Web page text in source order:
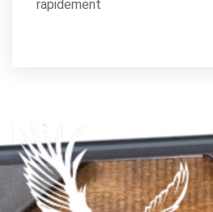
rapidement